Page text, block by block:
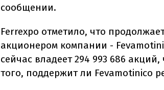
сообщении.
Ferrexpo отметило, что
акционером компании -
сейчас владеет 294 993 686
того, поддержит ли Fevamotinico